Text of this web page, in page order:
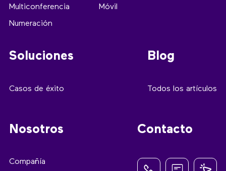
Multiconferencia
Numeración
Móvil
Soluciones
Casos de éxito
Blog
Todos los artículos
Nosotros
Compañía
Contacto